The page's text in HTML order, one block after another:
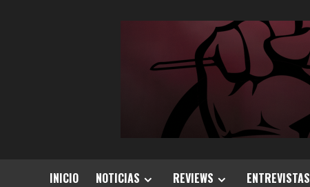
INICIO NOTICIAS REVIEWS ENTREVISTAS